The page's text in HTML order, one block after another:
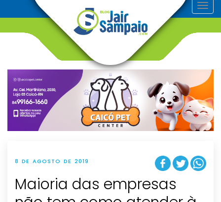
T
o
v
g
t
i
o
n
8 DE AGOSTO DE 2019
Maioria das empresas